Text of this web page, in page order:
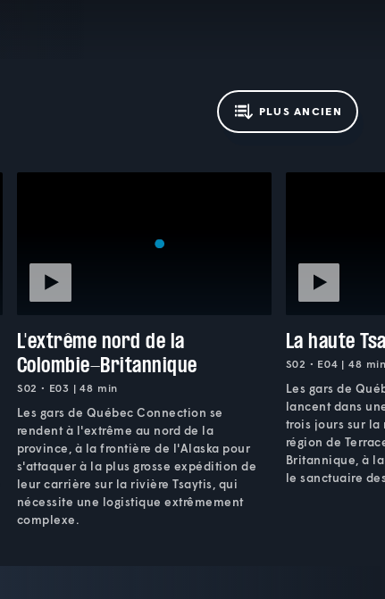
PLUS ANCIEN
L'extrême nord de la
Colombie-Britannique
S02 • E03 | 48 min
Les gars de Québec Connection se
rendent à l'extrême au nord de la
province, à la frontière de l'Alaska pour
s'attaquer à la plus grosse expédition de
leur carrière sur la rivière Tsaytis, qui
nécessite une logistique extrêmement
complexe.
La haute
S02 • E04 | 48
Les gars de
lancent dans
trois jours sur la
région de
Britannique, à
le sanctuaire